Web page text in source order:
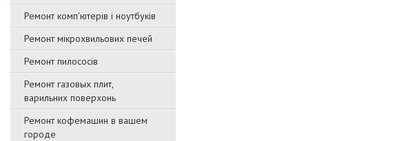
Ремонт комп'ютерів і ноутбуків
Ремонт мікрохвильових печей
Ремонт пилососів
Ремонт газовых плит,
варильних поверхонь
Ремонт кофемашин в вашем
городе